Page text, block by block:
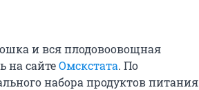
и вся плодовоовощная
на сайтеОмскстата. По
набора продуктов питания